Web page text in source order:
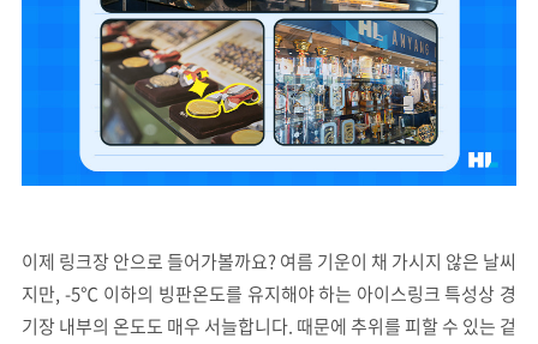
이제 링크장 안으로 들어가볼까요? 여름 기운이 채 가시지 않은 날씨
지만, -5℃ 이하의 빙판온도를 유지해야 하는 아이스링크 특성상 경
기장 내부의 온도도 매우 서늘합니다. 때문에 추위를 피할 수 있는 겉